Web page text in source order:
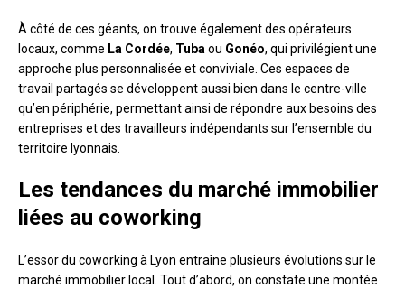
À côté de ces géants, on trouve également des opérateurs
locaux, comme La Cordée, Tuba ou Gonéo, qui privilégient une
approche plus personnalisée et conviviale. Ces espaces de
travail partagés se développent aussi bien dans le centre-ville
qu’en périphérie, permettant ainsi de répondre aux besoins des
entreprises et des travailleurs indépendants sur l’ensemble du
territoire lyonnais.
Les tendances du marché immobilier
liées au coworking
L’essor du coworking à Lyon entraîne plusieurs évolutions sur le
marché immobilier local. Tout d’abord, on constate une montée